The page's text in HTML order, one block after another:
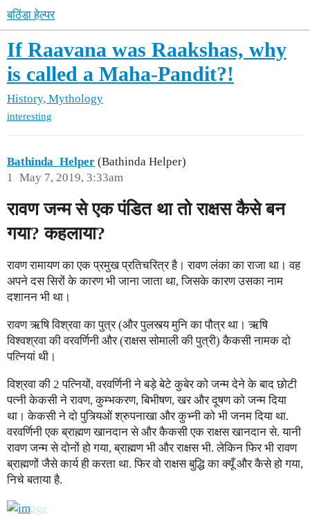
बठिंडा हेल्पर
If Raavana was Raakshas, why
is called a Maha-Pandit?!
History, Mythology
interesting
Bathinda_Helper (Bathinda Helper)
May 7, 2019, 3:33am
1
रावण जन्म से एक पंडित था तो राक्षस कैसे बन
गया? कहलाया?
रावण रामायण का एक प्रमुख प्रतिचरित्र है। रावण लंका का राजा था। वह
अपने दस सिरों के कारण भी जाना जाता था, जिसके कारण उसका नाम
दशानन भी था।
रावण ऋषि विश्रवा का पुत्र (और पुलस्त्य मुनि का पौत्र था। ऋषि
विश्वश्रवा की वरवर्णिनी और (राक्षस सोमाली की पुत्री) कैकसी नामक दो
पत्नियां थी।
विश्रवा की 2 पत्नियों, वरवर्णिनी ने बड़े बेटे कुबेर को जन्म देने के बाद छोटी
पत्नी केकसी ने रावण, कुम्भकरण, बिभीषण, खर और दूषण को जन्म दिया
था। केकसी ने दो पुत्र्यिओं श्रुपनाखा और कुभ्नी को भी जनम दिया था.
वरवर्णिनी एक ब्राह्मण खानदान से और कैकसी एक राक्षस खानदान से. यानी
रावण जन्म से दोनों हो गया, ब्राह्मण भी और राक्षस भी. लेकिन फिर भी रावण
ब्राह्मणों जैसे कार्य ही करता था. फिर वो राक्षस बुद्धि का क्यूँ और कैसे हो गया,
निचे बताया है.